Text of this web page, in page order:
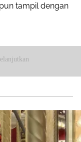
tampil dengan